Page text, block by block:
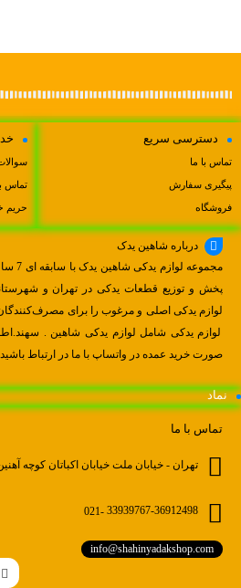
دسترسی سریع
تماس با ما
پیگیری سفارش
فروشگاه
تماس
درباره شاهین یدک
مجموعه
پخش و توزیع قطعات یدکی در تهران و
لوازم یدکی اصلی و مرغوب را برای
لوازم یدکی شامل لوازم یدکی شاهین .
صورت خرید عمده در واتساپ با ما در ارتباط
نماد
تماس با ما
تهران - خیابان ملت خیابان اکباتان کوچه آهنین
021- 33939767-36912498
info@shahinyadakshop.com